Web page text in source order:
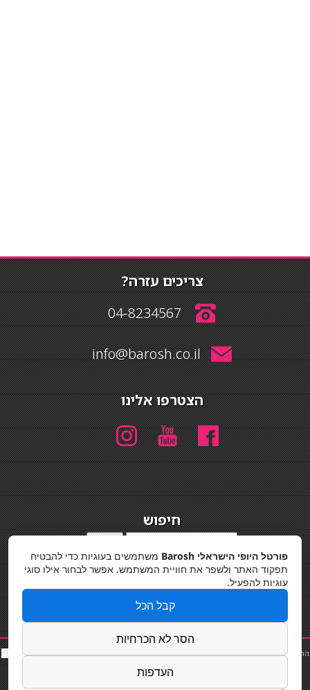
צריכים עזרה?
04-8234567
info@barosh.co.il
הצטרפו אלינו
חיפוש
מדיניות פרטיות
החלקות שיער|תאורה לבית|פאות ותוספות שיער|נייל סטודיו|תוספות שיער|שף פרטי|כ
סאות
Designed byBarosh 2020
פורטל היופי הישראלי Barosh
משתמשים בעוגיות כדי להבטיח
תפקוד האתר ולשפר את חוויית המשתמש. אפשר לבחור אילו סוגי
עוגיות להפעיל.
קבל הכל
הסר לא הכרחיות
העדפות